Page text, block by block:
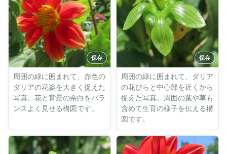
周囲の緑に囲まれて、赤色の
ダリアの花姿を大きく捉えた
写真。花と背景の余白をバラ
ンスよく見せる構図です。
周囲の緑に囲まれて、ダリア
の花びらと中心部を近くから
捉えた写真。周囲の葉や草も
含めて生育の様子を伝える構
図です。